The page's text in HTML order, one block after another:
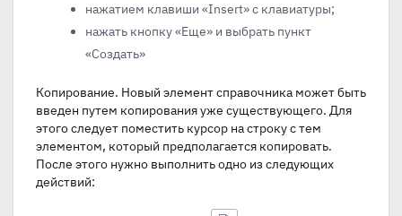
нажатием клавиши «Insert» с клавиатуры;
нажать кнопку «Еще» и выбрать пункт
«Создать»
Копирование. Новый элемент справочника может быть
введен путем копирования уже существующего. Для
этого следует поместить курсор на строку с тем
элементом, который предполагается копировать.
После этого нужно выполнить одно из следующих
действий: